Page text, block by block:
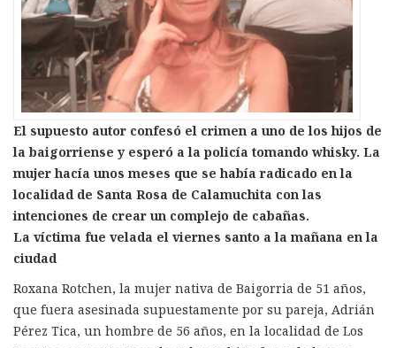
El supuesto autor confesó el crimen a uno de los hijos de
la baigorriense y esperó a la policía tomando whisky. La
mujer hacía unos meses que se había radicado en la
localidad de Santa Rosa de Calamuchita con las
intenciones de crear un complejo de cabañas.
La víctima fue velada el viernes santo a la mañana en la
ciudad
Roxana Rotchen, la mujer nativa de Baigorria de 51 años,
que fuera asesinada supuestamente por su pareja, Adrián
Pérez Tica, un hombre de 56 años, en la localidad de Los